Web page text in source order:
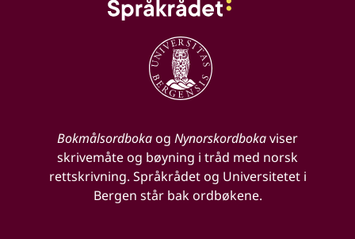
Bokmålsordbokaog Nynorskordbokaviser
skrivemåte og bøyning i tråd med norsk
rettskrivning. Språkrådet og Universitetet i
Bergen står bak ordbøkene.